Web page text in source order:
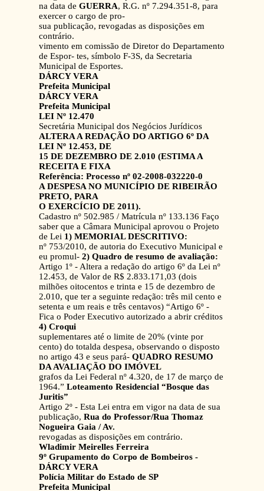
na data de GUERRA, R.G. nº 7.294.351-8, para
exercer o cargo de pro-
sua publicação, revogadas as disposições em
contrário.
vimento em comissão de Diretor do Departamento
de Espor- tes, símbolo F-3S, da Secretaria
Municipal de Esportes.
DÁRCY VERA
Prefeita Municipal
DÁRCY VERA
Prefeita Municipal
LEI Nº 12.470
Secretária Municipal dos Negócios Jurídicos
ALTERA A REDAÇÃO DO ARTIGO 6º DA
LEI Nº 12.453, DE
15 DE DEZEMBRO DE 2.010 (ESTIMA A
RECEITA E FIXA
Referência: Processo nº 02-2008-032220-0
A DESPESA NO MUNICÍPIO DE RIBEIRÃO
PRETO, PARA
O EXERCÍCIO DE 2011).
Cadastro nº 502.985 / Matrícula nº 133.136 Faço
saber que a Câmara Municipal aprovou o Projeto
de Lei 1) MEMORIAL DESCRITIVO:
nº 753/2010, de autoria do Executivo Municipal e
eu promul- 2) Quadro de resumo de avaliação:
Artigo 1º - Altera a redação do artigo 6º da Lei nº
12.453, de Valor de R$ 2.833.171,03 (dois
milhões oitocentos e trinta e 15 de dezembro de
2.010, que ter a seguinte redação: três mil cento e
setenta e um reais e três centavos) “Artigo 6º -
Fica o Poder Executivo autorizado a abrir créditos
4) Croqui
suplementares até o limite de 20% (vinte por
cento) do totalda despesa, observando o disposto
no artigo 43 e seus pará- QUADRO RESUMO
DA AVALIAÇÃO DO IMÓVEL
grafos da Lei Federal nº 4.320, de 17 de março de
1964.” Loteamento Residencial “Bosque das
Juritis”
Artigo 2º - Esta Lei entra em vigor na data de sua
publicação, Rua do Professor/Rua Thomaz
Nogueira Gaia / Av.
revogadas as disposições em contrário.
Wladimir Meirelles Ferreira
9º Grupamento do Corpo de Bombeiros -
DÁRCY VERA
Polícia Militar do Estado de SP
Prefeita Municipal